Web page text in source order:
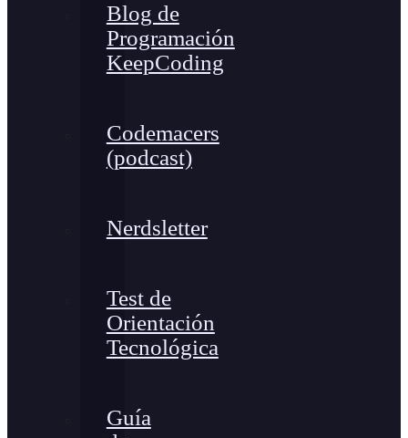
Blog de
Programación
KeepCoding
Codemacers
(podcast)
Nerdsletter
Test de
Orientación
Tecnológica
Guía